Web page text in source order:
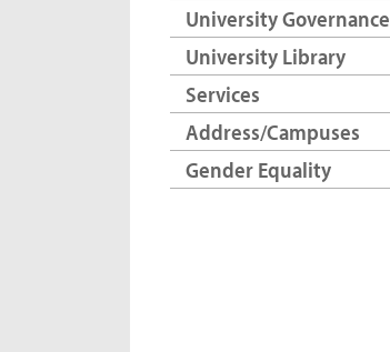
University Governance
University Library
Services
Address/Campuses
Gender Equality